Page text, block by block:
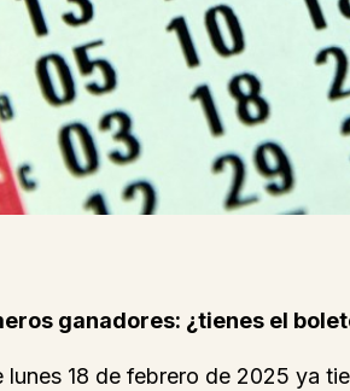
ganadores: ¿tienes el
18 de febrero de 2025 ya